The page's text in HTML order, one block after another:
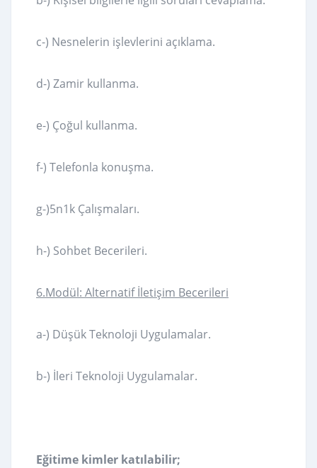
c-) Nesnelerin işlevlerini açıklama.
d-) Zamir kullanma.
e-) Çoğul kullanma.
f-) Telefonla konuşma.
g-)5n1k Çalışmaları.
h-) Sohbet Becerileri.
6.Modül: Alternatif İletişim Becerileri
a-) Düşük Teknoloji Uygulamalar.
b-) İleri Teknoloji Uygulamalar.
Eğitime kimler katılabilir;